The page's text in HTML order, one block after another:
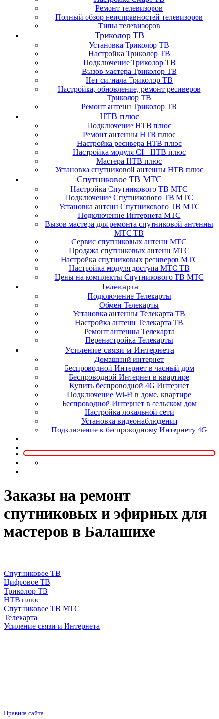
Ремонт телевизоров
Полный обзор неисправностей телевизоров
Типы телевизоров
Триколор ТВ
Установка Триколор ТВ
Настройка Триколор ТВ
Подключение Триколор ТВ
Вызов мастера Триколор ТВ
Нет сигнала Триколор ТВ
Настройка, обновление, ремонт ресиверов
Триколор ТВ
Ремонт антенн Триколор ТВ
НТВ плюс
Подключение НТВ плюс
Ремонт антенны НТВ плюс
Настройка ресивера НТВ плюс
Настройка модуля CI+ НТВ плюс
Мастера НТВ плюс
Установка спутниковой антенны НТВ плюс
Спутниковое ТВ МТС
Настройка Спутникового ТВ МТС
Подключение Спутникового ТВ МТС
Установка антенн Спутникового ТВ МТС
Подключение Интернета МТС
Вызов мастера для ремонта спутниковой антенны
МТС ТВ
Сервис спутниковых антенн МТС
Продажа спутниковых антенн МТС
Настройка спутниковых ресиверов МТС
Настройка модуля доступа МТС ТВ
Цены на комплекты Спутникового ТВ МТС
Телекарта
Подключение Телекарты
Обмен Телекарты
Установка антенны Телекарта ТВ
Настройка антенн Телекарта ТВ
Ремонт антенны Телекарта
Перенастройка Телекарты
Усиление связи и Интернета
Домашний интернет
Беспроводной Интернет в часный дом
Беспроводной Интернет в квартире
Купить беспроводной 4G Интернет
Подключение Wi-Fi в доме, квартире
Беспроводной Интернет в сельском дом
Настройка локальной сети
Установка видеонаблюдения
Подключение к беспроводному Интернету 4G
Заказы на ремонт
спутниковых и эфирных для
мастеров в Балашихе
Спутниковое ТВ
Цифровое ТВ
Триколор ТВ
НТВ плюс
Спутниковое ТВ МТС
Телекарта
Усиление связи и Интернета
Правила сайта